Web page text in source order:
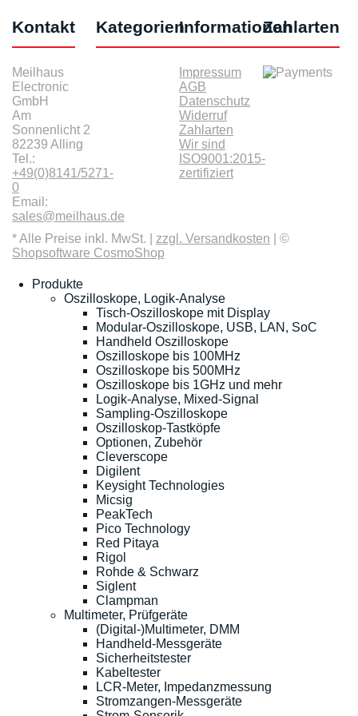
Kontakt
Meilhaus
Electronic
GmbH
Am
Sonnenlicht 2
82239 Alling
Tel.:
+49(0)8141/5271-
0
Email:
sales@meilhaus.de
KategorienInformationen
Impressum
AGB
Datenschutz
Widerruf
Zahlarten
Wir sind
ISO9001:2015-
zertifiziert
Zahlarten
* Alle Preise inkl. MwSt. | zzgl. Versandkosten | ©
Shopsoftware CosmoShop
Produkte
Oszilloskope, Logik-Analyse
Tisch-Oszilloskope mit Display
Modular-Oszilloskope, USB, LAN, SoC
Handheld Oszilloskope
Oszilloskope bis 100MHz
Oszilloskope bis 500MHz
Oszilloskope bis 1GHz und mehr
Logik-Analyse, Mixed-Signal
Sampling-Oszilloskope
Oszilloskop-Tastköpfe
Optionen, Zubehör
Cleverscope
Digilent
Keysight Technologies
Micsig
PeakTech
Pico Technology
Red Pitaya
Rigol
Rohde & Schwarz
Siglent
Clampman
Multimeter, Prüfgeräte
(Digital-)Multimeter, DMM
Handheld-Messgeräte
Sicherheitstester
Kabeltester
LCR-Meter, Impedanzmessung
Stromzangen-Messgeräte